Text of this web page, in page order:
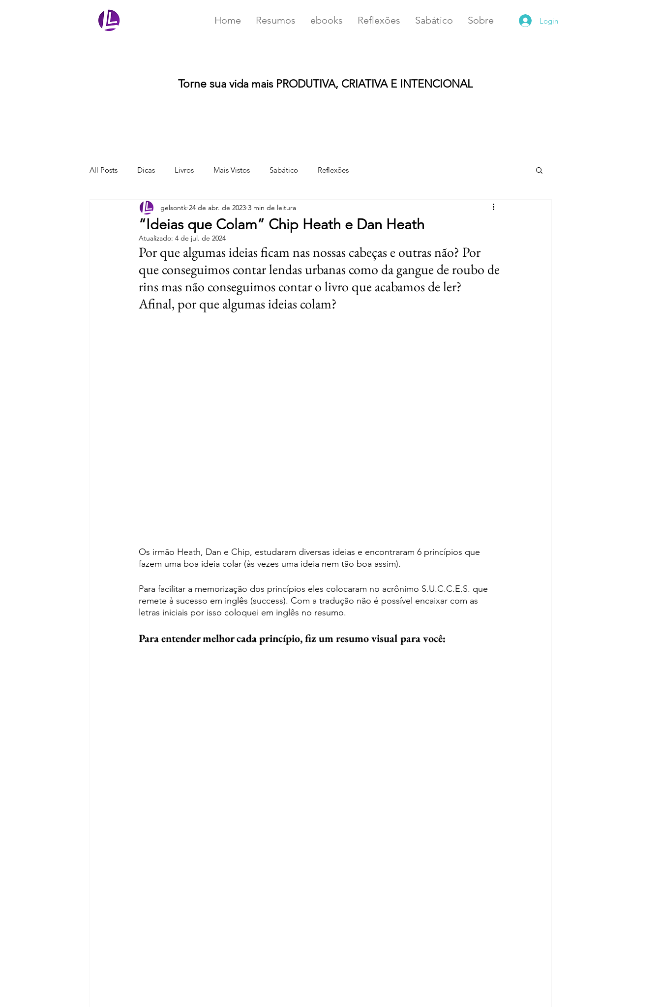
Home Resumos ebooks Reflexões Sabático Sobre Login
Torne sua vida mais PRODUTIVA, CRIATIVA E INTENCIONAL
All Posts Dicas Livros Mais Vistos Sabático Reflexões
“Ideias que Colam” Chip Heath e Dan Heath
gelsontk 24 de abr. de 2023 3 min de leitura
Atualizado: 4 de jul. de 2024
Por que algumas ideias ficam nas nossas cabeças e outras não? Por
que conseguimos contar lendas urbanas como da gangue de roubo de
rins mas não conseguimos contar o livro que acabamos de ler?
Afinal, por que algumas ideias colam?
Os irmão Heath, Dan e Chip, estudaram diversas ideias e encontraram 6 princípios que
fazem uma boa ideia colar (às vezes uma ideia nem tão boa assim).
Para facilitar a memorização dos princípios eles colocaram no acrônimo S.U.C.C.E.S. que
remete à sucesso em inglês (success). Com a tradução não é possível encaixar com as
letras iniciais por isso coloquei em inglês no resumo.
Para entender melhor cada princípio, fiz um resumo visual para você: